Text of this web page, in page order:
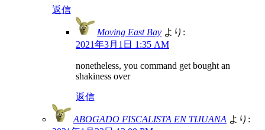
返信
Moving East Bay より:
2021年3月1日 1:35 AM
nonetheless, you command get bought an
shakiness over
返信
ABOGADO FISCALISTA EN TIJUANA より: